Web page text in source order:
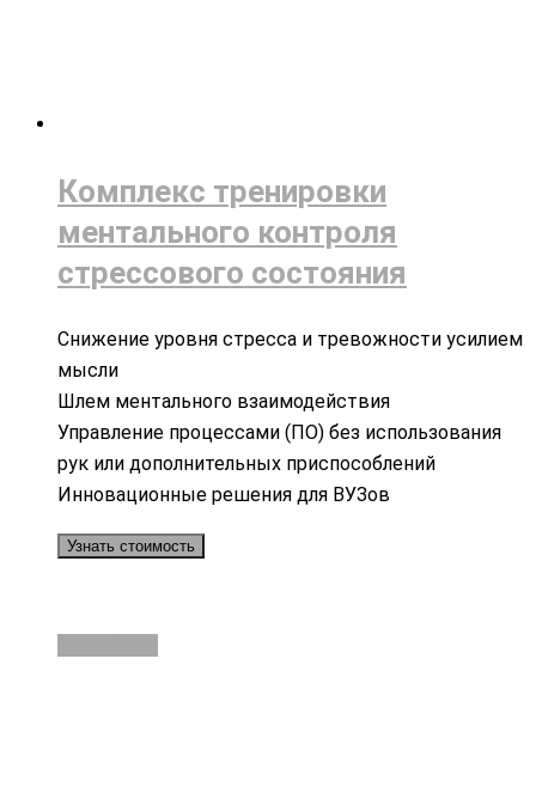
Комплекс тренировки
ментального контроля
стрессового состояния
Снижение уровня стресса и тревожности усилием
мысли
Шлем ментального взаимодействия
Управление процессами (ПО) без использования
рук или дополнительных приспособлений
Инновационные решения для ВУЗов
Узнать стоимость